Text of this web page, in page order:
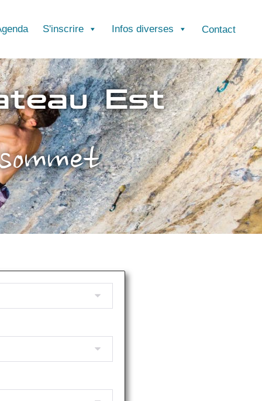
S'inscrire Infos diverses Contact
Est